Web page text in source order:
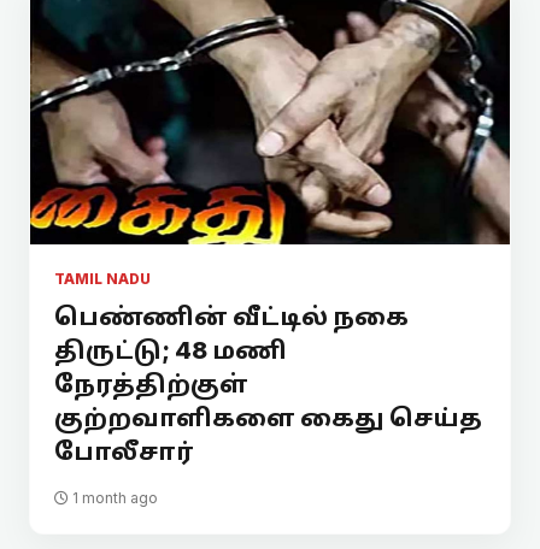
TAMIL NADU
பெண்ணின் வீட்டில் நகை
திருட்டு; 48 மணி
நேரத்திற்குள்
குற்றவாளிகளை கைது செய்த
போலீசார்
1 month ago